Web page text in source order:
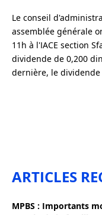
Le conseil
assemblée générale
11h à l'IACE section
dividende de 0,200
dernière, le
ARTICLES
MPBS : Importants